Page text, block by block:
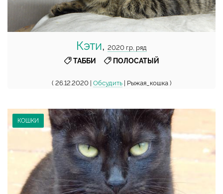
Кэти, 2020 г.р, ряд
ТАББИ
ПОЛОСАТЫЙ
( 26.12.2020 | Обсудить | Рыжая_кошка )
КОШКИ